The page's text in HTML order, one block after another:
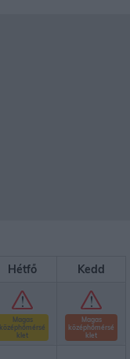
Hétfő Kedd
Magas
középhőmérsé
klet
Magas
középhőmérsé
klet